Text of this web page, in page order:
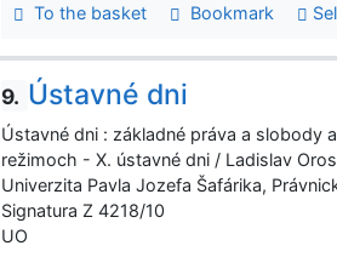
To the basket Bookmark
9. Ústavné dni
Ústavné dni : základné práva a slobody
režimoch - X. ústavné dni / Ladislav
Univerzita Pavla Jozefa Šafárika,
Signatura Z 4218/10
UO